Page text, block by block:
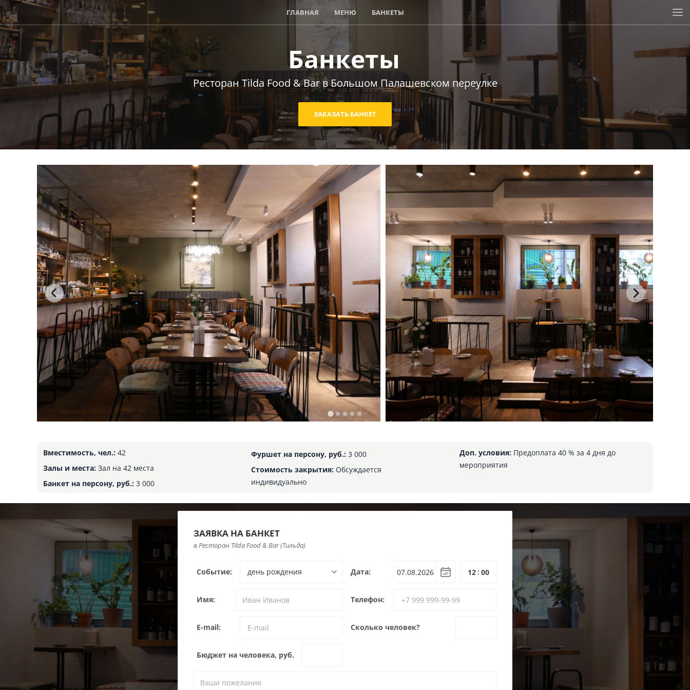
ГЛАВНАЯ МЕНЮ БАНКЕТЫ
Банкеты
Ресторан Tilda Food & Bar в Большом Палашевском переулке
ЗАКАЗАТЬ БАНКЕТ
Вместимость, чел.: 42
Залы и места: Зал на 42 места
Банкет на персону, руб.: 3 000
Фуршет на персону, руб.: 3 000
Стоимость закрытия: Обсуждается
индивидуально
Доп. условия:Предоплата 40 % за 4 дня до
мероприятия
ЗАЯВКА НА БАНКЕТ
в Ресторан Tilda Food & Bar (Тильда)
Событие: Дата: :
Имя: Телефон:
E-mail: Сколько человек?
Бюджет на человека, руб.